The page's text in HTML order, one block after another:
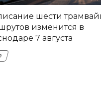
шести
изменится в
7 августа